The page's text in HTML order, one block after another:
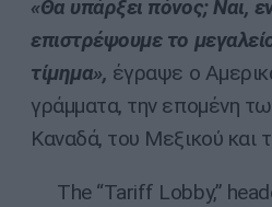
«Θα υπάρξει πόνος; Ναι,
επιστρέψουμε το
τίμημα», έγραψε ο
γράμματα, την επομένη
Καναδά, του Μεξικού και
The “Tariff Lobby,”